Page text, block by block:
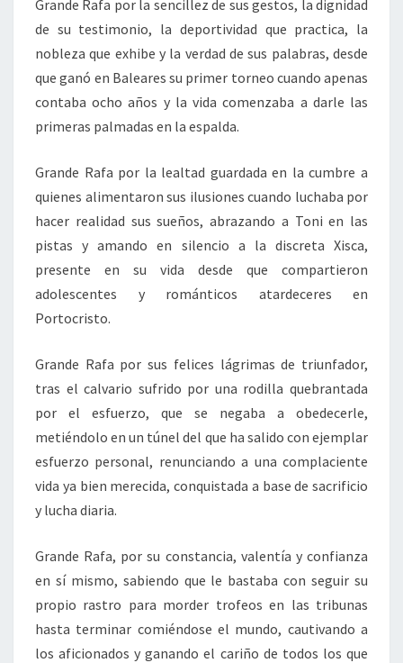
Grande Rafa por la sencillez de sus gestos, la dignidad
de su testimonio, la deportividad que practica, la
nobleza que exhibe y la verdad de sus palabras, desde
que ganó en Baleares su primer torneo cuando apenas
contaba ocho años y la vida comenzaba a darle las
primeras palmadas en la espalda.
Grande Rafa por la lealtad guardada en la cumbre a
quienes alimentaron sus ilusiones cuando luchaba por
hacer realidad sus sueños, abrazando a Toni en las
pistas y amando en silencio a la discreta Xisca,
presente en su vida desde que compartieron
adolescentes y románticos atardeceres en
Portocristo.
Grande Rafa por sus felices lágrimas de triunfador,
tras el calvario sufrido por una rodilla quebrantada
por el esfuerzo, que se negaba a obedecerle,
metiéndolo en un túnel del que ha salido con ejemplar
esfuerzo personal, renunciando a una complaciente
vida ya bien merecida, conquistada a base de sacrificio
y lucha diaria.
Grande Rafa, por su constancia, valentía y confianza
en sí mismo, sabiendo que le bastaba con seguir su
propio rastro para morder trofeos en las tribunas
hasta terminar comiéndose el mundo, cautivando a
los aficionados y ganando el cariño de todos los que